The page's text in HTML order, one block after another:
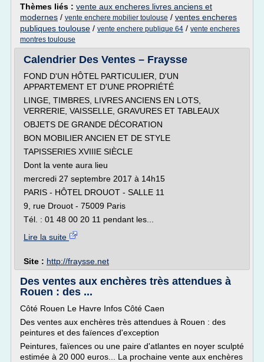
Thèmes liés : vente aux encheres livres anciens et
modernes / vente enchere mobilier toulouse / ventes encheres
publiques toulouse / vente enchere publique 64 / vente encheres
montres toulouse
Calendrier Des Ventes – Fraysse
FOND D'UN HÔTEL PARTICULIER, D'UN
APPARTEMENT ET D'UNE PROPRIÉTÉ
LINGE, TIMBRES, LIVRES ANCIENS EN LOTS,
VERRERIE, VAISSELLE, GRAVURES ET TABLEAUX
OBJETS DE GRANDE DÉCORATION
BON MOBILIER ANCIEN ET DE STYLE
TAPISSERIES XVIIIE SIÈCLE
Dont la vente aura lieu
mercredi 27 septembre 2017 à 14h15
PARIS - HÔTEL DROUOT - SALLE 11
9, rue Drouot - 75009 Paris
Tél. : 01 48 00 20 11 pendant les...
Lire la suite
Site : http://fraysse.net
Des ventes aux enchères très attendues à
Rouen : des ...
Côté Rouen Le Havre Infos Côté Caen
Des ventes aux enchères très attendues à Rouen : des
peintures et des faïences d'exception
Peintures, faïences ou une paire d'atlantes en noyer sculpté
estimée à 20 000 euros... La prochaine vente aux enchères